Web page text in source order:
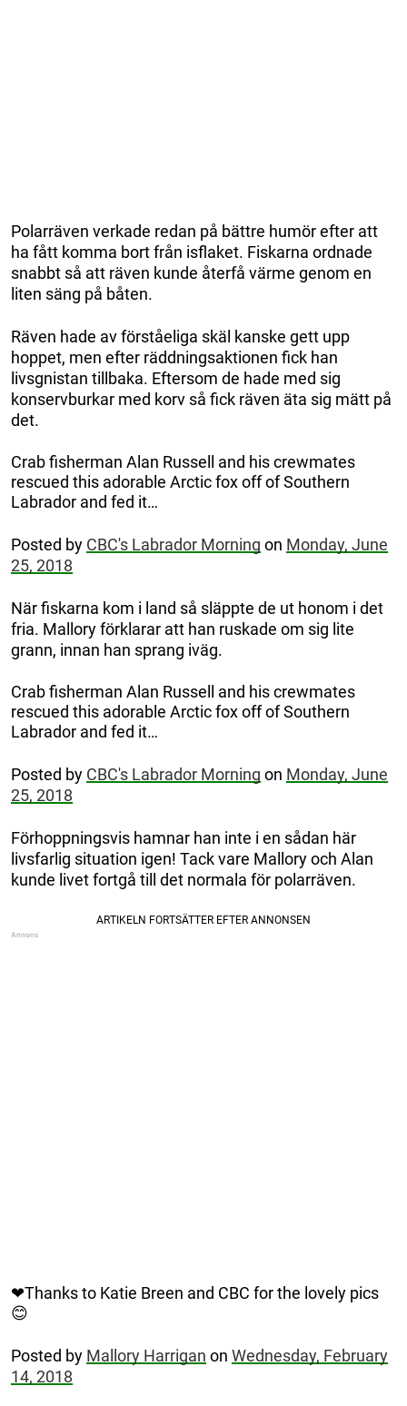
Polarräven verkade redan på bättre humör efter att
ha fått komma bort från isflaket. Fiskarna ordnade
snabbt så att räven kunde återfå värme genom en
liten säng på båten.
Räven hade av förståeliga skäl kanske gett upp
hoppet, men efter räddningsaktionen fick han
livsgnistan tillbaka. Eftersom de hade med sig
konservburkar med korv så fick räven äta sig mätt på
det.
Crab fisherman Alan Russell and his crewmates
rescued this adorable Arctic fox off of Southern
Labrador and fed it…
Posted by CBC's Labrador Morning on Monday, June
25, 2018
När fiskarna kom i land så släppte de ut honom i det
fria. Mallory förklarar att han ruskade om sig lite
grann, innan han sprang iväg.
Crab fisherman Alan Russell and his crewmates
rescued this adorable Arctic fox off of Southern
Labrador and fed it…
Posted by CBC's Labrador Morning on Monday, June
25, 2018
Förhoppningsvis hamnar han inte i en sådan här
livsfarlig situation igen! Tack vare Mallory och Alan
kunde livet fortgå till det normala för polarräven.
❤Thanks to Katie Breen and CBC for the lovely pics
😊
Posted by Mallory Harrigan on Wednesday, February
14, 2018